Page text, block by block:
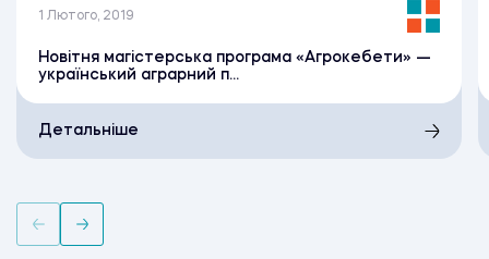
1 Лютого, 2019
Новітня магістерська програма «Агрокебети» —
український аграрний п...
Детальніше